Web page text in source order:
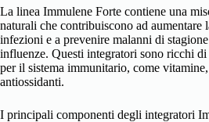
La linea Immulene Forte contiene una
naturali che contribuiscono ad aumentare
infezioni e a prevenire malanni di
influenze. Questi integratori sono ricchi di
per il sistema immunitario, come
antiossidanti.
I principali componenti degli integratori